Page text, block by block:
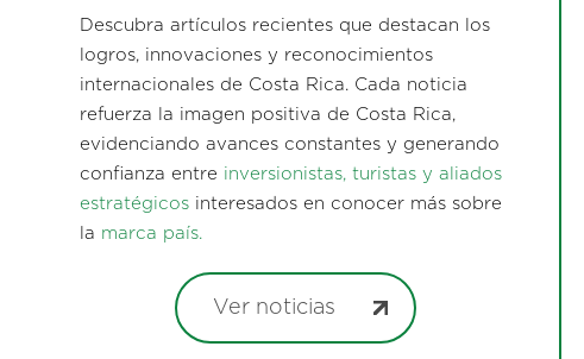
Descubra artículos recientes que destacan los
logros, innovaciones y reconocimientos
internacionales de Costa Rica. Cada noticia
refuerza la imagen positiva de Costa Rica,
evidenciando avances constantes y generando
confianza entre inversionistas, turistas y aliados
estratégicos interesados en conocer más sobre
la marca país.
Ver noticias